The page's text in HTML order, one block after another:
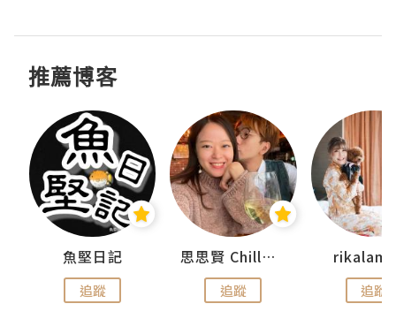
推薦博客
魚堅日記
追蹤
思思賢 ChillMyBabe
追蹤 追蹤